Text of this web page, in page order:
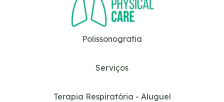
Polissonografia
Serviços
Terapia Respiratória - Aluguel